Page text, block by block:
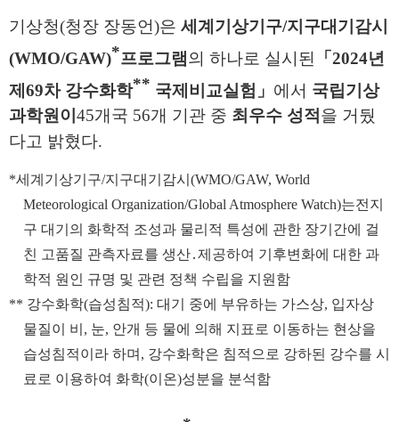
기상청(청장 장동언)은 세계기상기구/지구대기감시
(WMO/GAW)*프로그램 의 하나로 실시된 「2024년
제 69차 강수화학** 국제비교실험 」 에서 국립기상
과학원이 45개국 56개 기관 중 최우수 성적 을 거뒀
다고 밝혔다.
*세계기상기구/지구대기감시 (WMO/GAW, World
Meteorological Organization/Global Atmosphere Watch)는전지
구 대기의 화학적 조성과 물리적 특성에 관한 장기간에 걸
친 고품질 관측자료를 생산․제공하여 기후변화에 대한 과
학적 원인 규명 및 관련 정책 수립을 지원함
** 강수화학(습성침적): 대기 중에 부유하는 가스상, 입자상
물질이 비 , 눈, 안개 등 물에 의해 지표로 이동하는 현상을
습성침적이라 하며 , 강수화학은 침적으로 강하된 강수를 시
료로 이용하여 화학(이온)성분을 분석함